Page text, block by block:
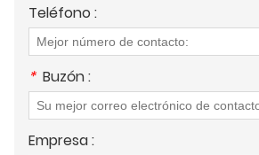
Teléfono :
* Buzón :
Empresa :